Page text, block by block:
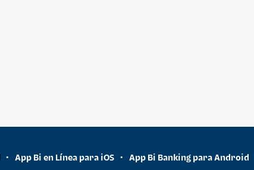
• App Bi en Línea para iOS • App Bi Banking para Android